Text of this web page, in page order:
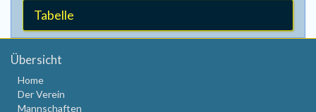
Tabelle
Übersicht
Home
Der Verein
Mannschaften